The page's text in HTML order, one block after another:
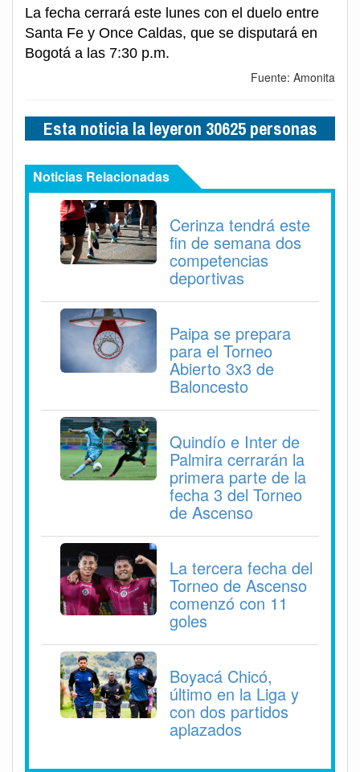
La fecha cerrará este lunes con el duelo entre
Santa Fe y Once Caldas, que se disputará en
Bogotá a las 7:30 p.m.
Fuente: Amonita
Esta noticia la leyeron 30625 personas
Noticias Relacionadas
Cerinza tendrá este
fin de semana dos
competencias
deportivas
Paipa se prepara
para el Torneo
Abierto 3x3 de
Baloncesto
Quindío e Inter de
Palmira cerrarán la
primera parte de la
fecha 3 del Torneo
de Ascenso
La tercera fecha del
Torneo de Ascenso
comenzó con 11
goles
Boyacá Chicó,
último en la Liga y
con dos partidos
aplazados